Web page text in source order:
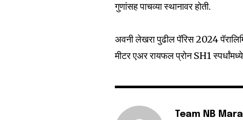
गुणांसह पाचव्या स्थानावर होती.
अवनी लेखरा पुढील पॅरिस 2024
मीटर एअर रायफल प्रोन SH1
Team NB